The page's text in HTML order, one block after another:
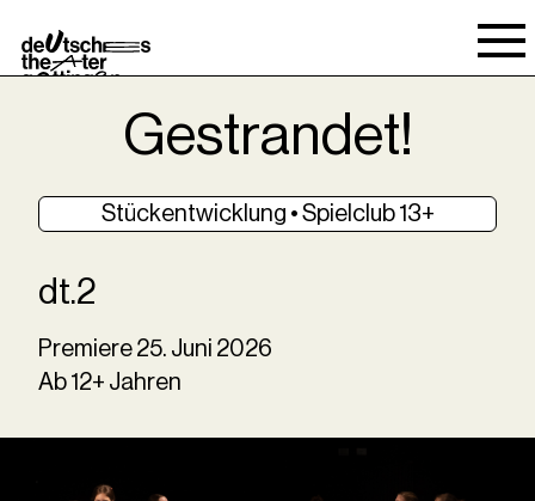
Spielraum
Gestrandet!
Stückentwicklung • Spielclub 13+
dt.2
Premiere 25. Juni 2026
Ab 12+ Jahren